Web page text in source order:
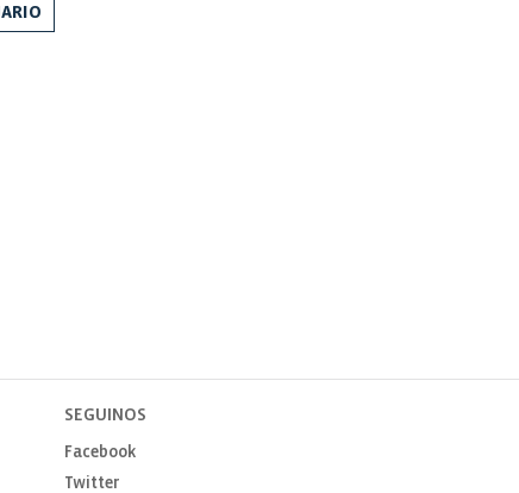
SEGUINOS
Facebook
Twitter